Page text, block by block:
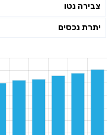
צבירה נטו
יתרת נכסים